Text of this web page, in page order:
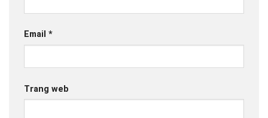
Email *
Trang web